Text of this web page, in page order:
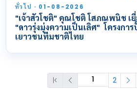
ทั่วไป · 01-08-2026
"เจ้าสัวโชติ" คุณโชติ โสภณพนิช เ
"ดาวรุ่งมุ่งความเป็นเลิศ" โครงกา
เยาวชนทีมชาติไทย
2